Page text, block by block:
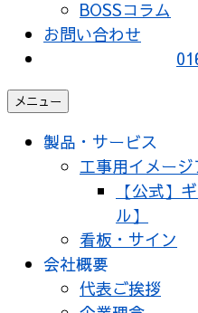
BOSSコラム
お問い合わせ
メニュー
製品・サービス
工事用イメー
【公式】
ル】
看板・サイン
会社概要
代表ご挨拶